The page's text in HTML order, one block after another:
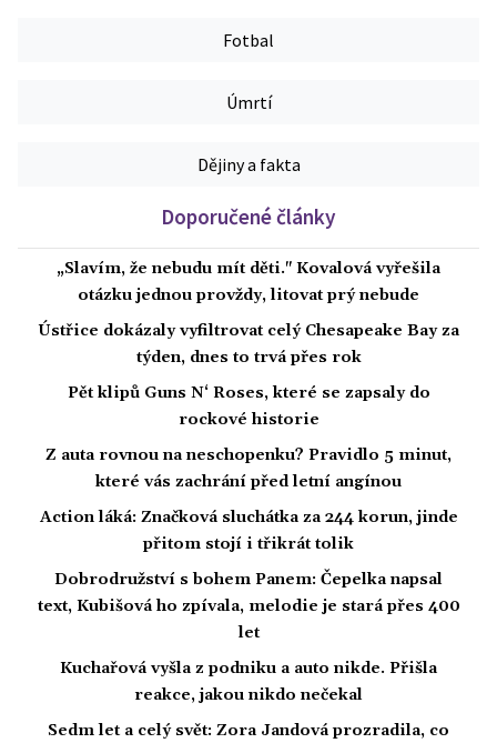
Fotbal
Úmrtí
Dějiny a fakta
Doporučené články
„Slavím, že nebudu mít děti." Kovalová vyřešila
otázku jednou provždy, litovat prý nebude
Ústřice dokázaly vyfiltrovat celý Chesapeake Bay za
týden, dnes to trvá přes rok
Pět klipů Guns N‘ Roses, které se zapsaly do
rockové historie
Z auta rovnou na neschopenku? Pravidlo 5 minut,
které vás zachrání před letní angínou
Action láká: Značková sluchátka za 244 korun, jinde
přitom stojí i třikrát tolik
Dobrodružství s bohem Panem: Čepelka napsal
text, Kubišová ho zpívala, melodie je stará přes 400
let
Kuchařová vyšla z podniku a auto nikde. Přišla
reakce, jakou nikdo nečekal
Sedm let a celý svět: Zora Jandová prozradila, co